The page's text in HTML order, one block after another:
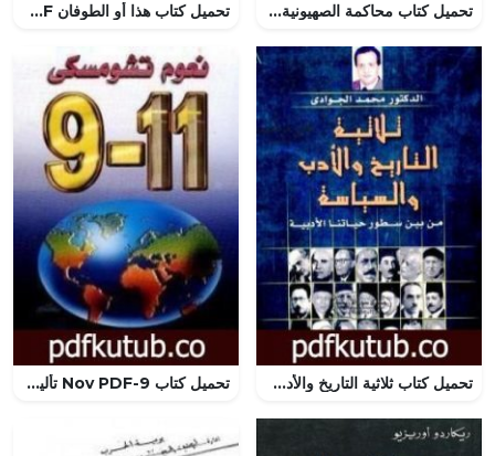
تحميل كتاب محاكمة الصهيونية الإسرائيلية PDF تأليف روجيه غارودي مجانا [كامل] تحميل كتاب هذا أو الطوفان PDF تأليف خالد محمد خالد مجانا [كامل]
تحميل كتاب ثلاثية التاريخ والأدب والسياسة من بين سطور حياتنا الأدبية PDF تأليف محمد الجوادي مجانا [كامل] تحميل كتاب 9-Nov PDF تأليف نعوم تشومسكي مجانا [كامل]